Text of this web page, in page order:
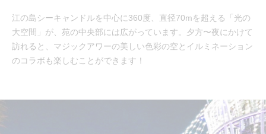
江の島シーキャンドルを中心に360度、直径70mを超える「光の
大空間」が、苑の中央部には広がっています。夕方〜夜にかけて
訪れると、マジックアワーの美しい色彩の空とイルミネーション
のコラボも楽しむことができます！